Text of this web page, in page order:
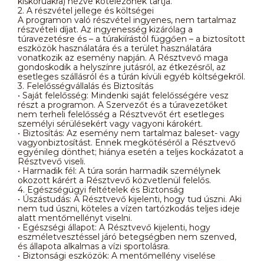
2. A részvétel jellege és költségei
A programon való részvétel ingyenes, nem tartalmaz
részvételi díjat. Az ingyenesség kizárólag a
túravezetésre és – a túrakiírástól függően – a biztosított
eszközök használatára és a terület használatára
vonatkozik az esemény napján. A Résztvevő maga
gondoskodik a helyszínre jutásról, az étkezésről, az
esetleges szállásról és a túrán kívüli egyéb költségekről.
3. Felelősségvállalás és Biztosítás
• Saját felelősség: Mindenki saját felelősségére vesz
részt a programon. A Szervezőt és a túravezetőket
nem terheli felelősség a Résztvevőt ért esetleges
személyi sérülésekért vagy vagyoni károkért.
• Biztosítás: Az esemény nem tartalmaz baleset- vagy
vagyonbiztosítást. Ennek megkötéséről a Résztvevő
egyénileg dönthet; hiánya esetén a teljes kockázatot a
Résztvevő viseli.
• Harmadik fél: A túra során harmadik személynek
okozott kárért a Résztvevő közvetlenül felelős.
4. Egészségügyi feltételek és Biztonság
• Úszástudás: A Résztvevő kijelenti, hogy tud úszni. Aki
nem tud úszni, köteles a vízen tartózkodás teljes ideje
alatt mentőmellényt viselni.
• Egészségi állapot: A Résztvevő kijelenti, hogy
eszméletvesztéssel járó betegségben nem szenved,
és állapota alkalmas a vízi sportolásra.
• Biztonsági eszközök: A mentőmellény viselése